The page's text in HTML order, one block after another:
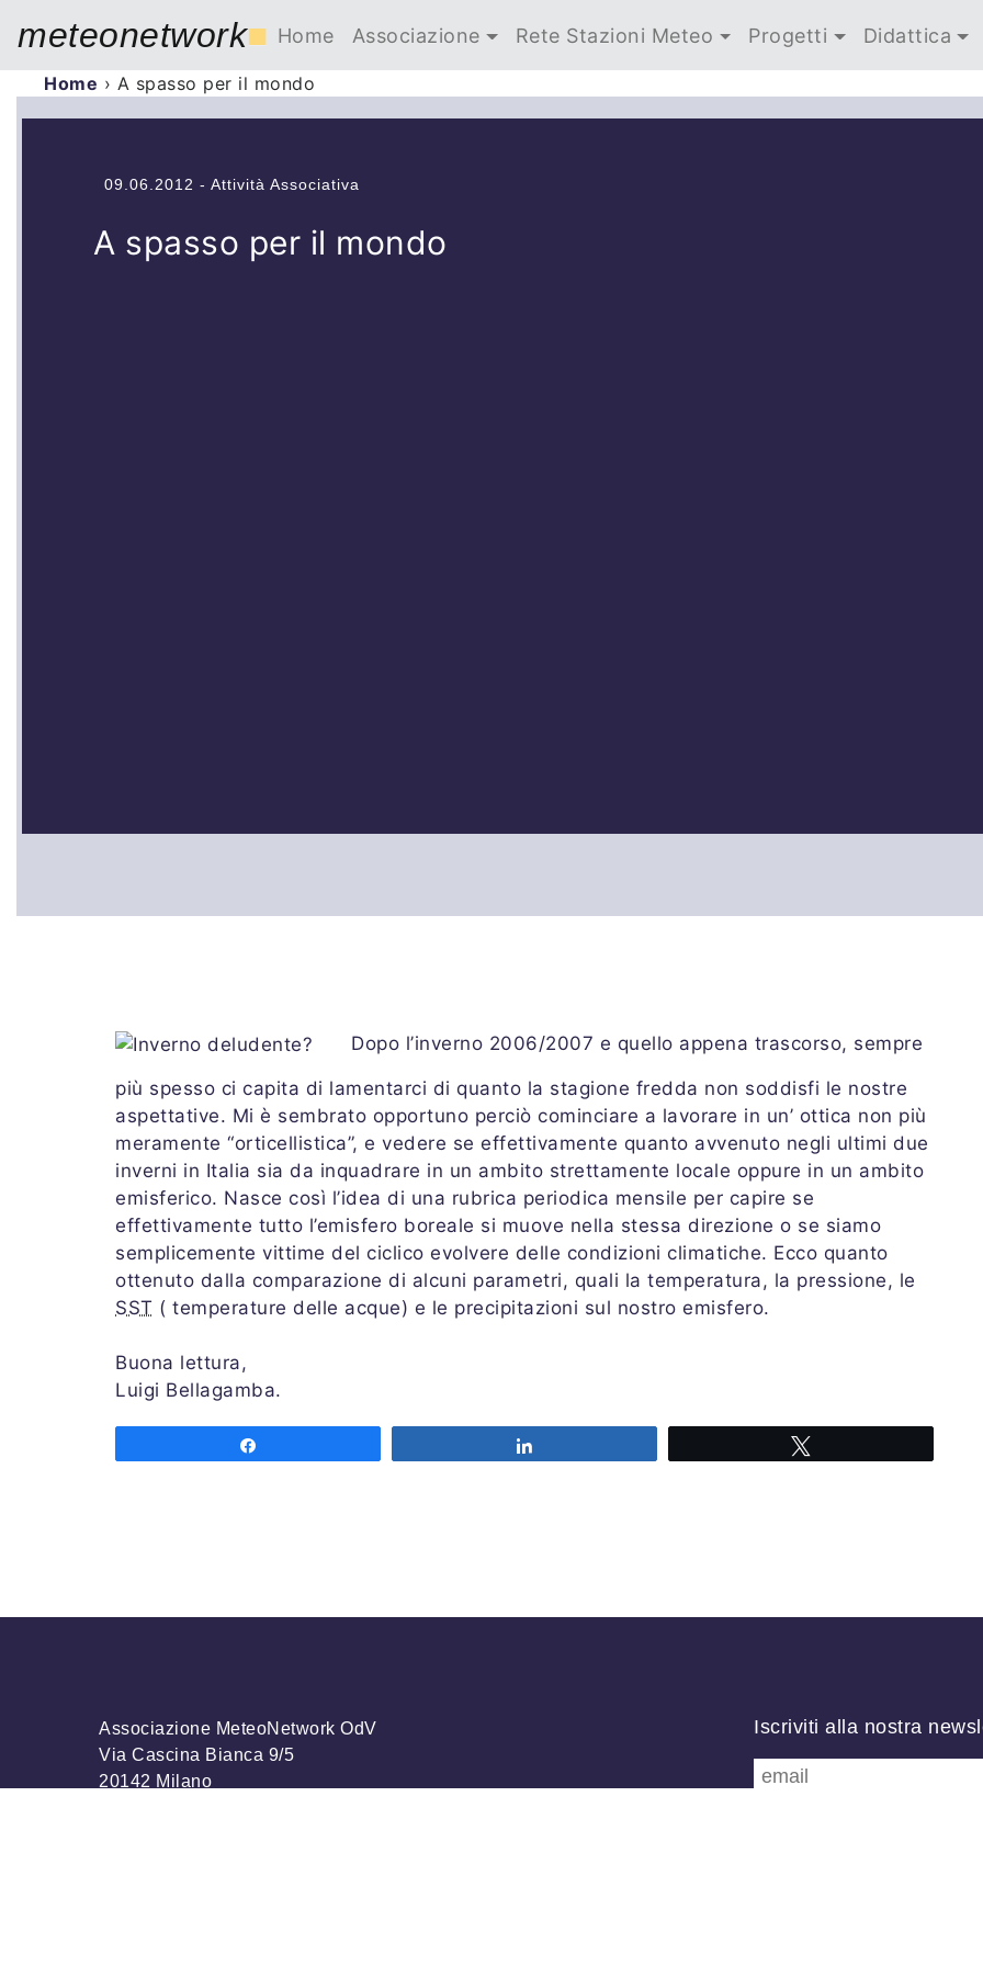
meteonetwork■ Home Associazione Rete Stazioni Meteo Progetti Didattica
Home › A spasso per il mondo
09.06.2012 - Attività Associativa
A spasso per il mondo
Dopo l’inverno 2006/2007 e quello appena trascorso, sempre
più spesso ci capita di lamentarci di quanto la stagione fredda non soddisfi le nostre
aspettative. Mi è sembrato opportuno perciò cominciare a lavorare in un’ ottica non più
meramente “orticellistica”, e vedere se effettivamente quanto avvenuto negli ultimi due
inverni in Italia sia da inquadrare in un ambito strettamente locale oppure in un ambito
emisferico. Nasce così l’idea di una rubrica periodica mensile per capire se
effettivamente tutto l’emisfero boreale si muove nella stessa direzione o se siamo
semplicemente vittime del ciclico evolvere delle condizioni climatiche. Ecco quanto
ottenuto dalla comparazione di alcuni parametri, quali la temperatura, la pressione, le
SST ( temperature delle acque) e le precipitazioni sul nostro emisfero.
Buona lettura,
Luigi Bellagamba.
Associazione MeteoNetwork OdV
Via Cascina Bianca 9/5
20142 Milano
Iscriviti alla nostra